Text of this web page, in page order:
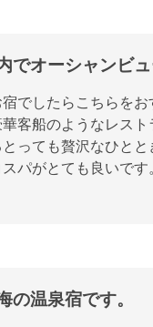
でオーシャンビ
でしたらこちらをお
客船のようなレス
とっても贅沢なひと
パがとても良いです
の温泉宿です。